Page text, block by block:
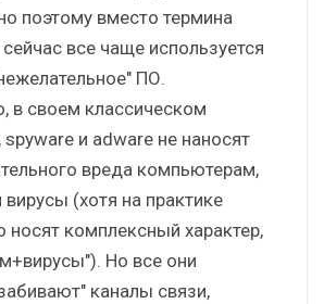
поэтому вместо термина
все чаще используется
ПО.
в своем классическом
spyware и adware не наносят
вреда компьютерам,
вирусы (хотя на практике
комплексный характер,
Но все они
каналы связи,